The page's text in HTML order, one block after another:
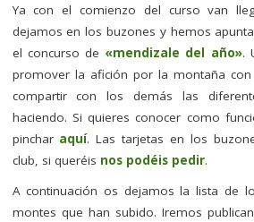
Ya con el comienzo del curso van
dejamos en los buzones y hemos
el concurso de «mendizale del año».
promover la afición por la montaña
compartir con los demás las
haciendo. Si quieres conocer como
pinchar aquí. Las tarjetas en los
club, si queréis nos podéis pedir.
A continuación os dejamos la lista de
montes que han subido. Iremos